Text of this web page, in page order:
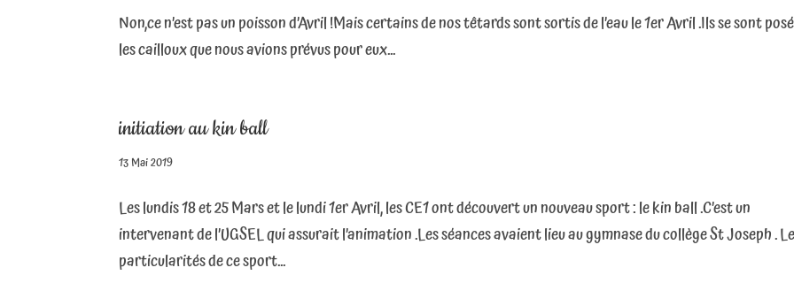
Non,ce n’est pas un poisson d’Avril !Mais certains de nos têtards sont sortis de l’eau le 1er Avril .Ils se sont
les cailloux que nous avions prévus pour eux...
initiation au kin ball
13 Mai 2019
Les lundis 18 et 25 Mars et le lundi 1er Avril, les CE1 ont découvert un nouveau sport : le kin ball .C’est un
intervenant de l’UGSEL qui assurait l’animation .Les séances avaient lieu au gymnase du collège St Joseph .
particularités de ce sport...